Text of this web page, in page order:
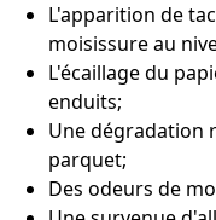
L'apparition de
moisissure au
L'écaillage du
enduits;
Une dégradation
parquet;
Des odeurs de